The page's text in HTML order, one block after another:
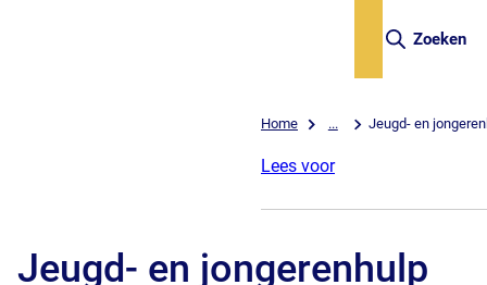
Zoeken
Home ... Jeugd- en
Lees voor
Jeugd- en jongerenhulp